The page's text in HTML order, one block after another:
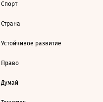
Спорт
Страна
Устойчивое развитие
Право
Думай